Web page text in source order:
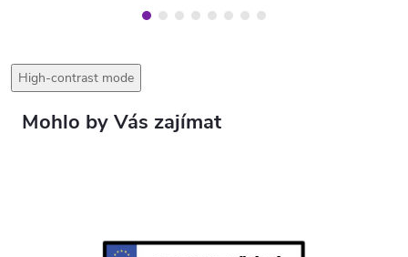
High-contrast mode